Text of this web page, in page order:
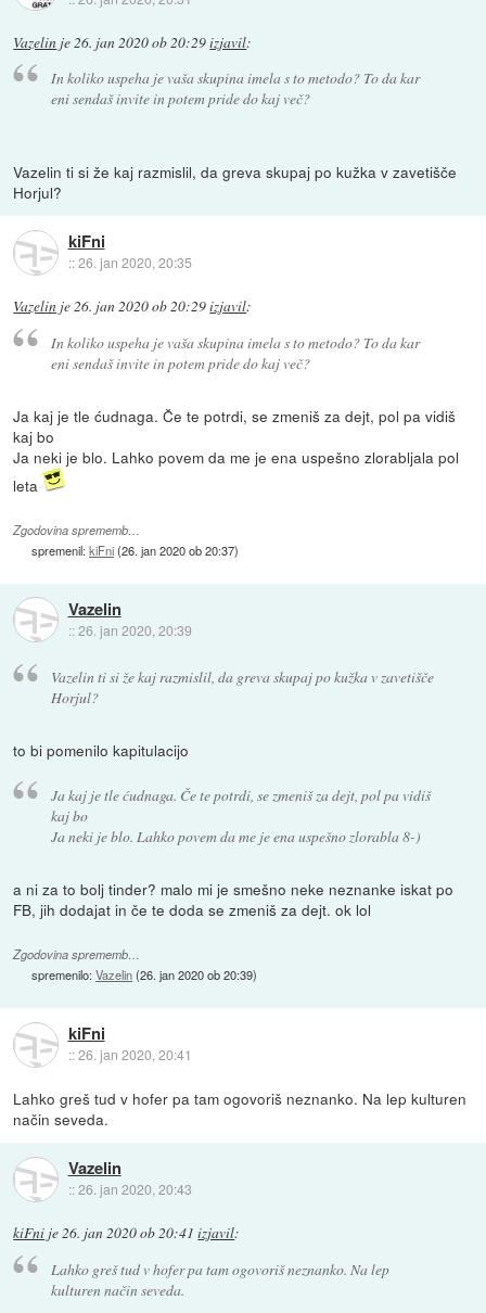
Vazelin je 26. jan 2020 ob 20:29izjavil:
In koliko uspeha je vaša skupina imela s to metodo? To da kar
eni sendaš invite in potem pride do kaj več?
Vazelin ti si že kaj razmislil, da greva skupaj po kužka v zavetišče
Horjul?
kiFni
::26. jan 2020, 20:35
Vazelin je26. jan 2020 ob 20:29izjavil:
In koliko uspeha je vaša skupina imela s to metodo? To da kar
eni sendaš invite in potem pride do kaj več?
Ja kaj je tle ćudnaga. Če te potrdi, se zmeniš za dejt, pol pa vidiš
kaj bo
Ja neki je blo. Lahko povem da me je ena uspešno zlorabljala pol
leta
Zgodovina sprememb…
spremenil:kiFni(26. jan 2020 ob 20:37)
Vazelin
::26. jan 2020, 20:39
Vazelin ti si že kaj razmislil, da greva skupaj po kužka v zavetišče
Horjul?
to bi pomenilo kapitulacijo
Ja kaj je tle ćudnaga. Če te potrdi, se zmeniš za dejt, pol pa vidiš
kaj bo
Ja neki je blo. Lahko povem da me je ena uspešno zlorabla 8-)
a ni za to bolj tinder? malo mi je smešno neke neznanke iskat po
FB, jih dodajat in če te doda se zmeniš za dejt. ok lol
Zgodovina sprememb…
spremenilo:Vazelin(26. jan 2020 ob 20:39)
kiFni
::26. jan 2020, 20:41
Lahko greš tud v hofer pa tam ogovoriš neznanko. Na lep kulturen
način seveda.
Vazelin
::26. jan 2020, 20:43
kiFni je26. jan 2020 ob 20:41 izjavil:
Lahko greš tud v hofer pa tam ogovoriš neznanko. Na lep
kulturen način seveda.